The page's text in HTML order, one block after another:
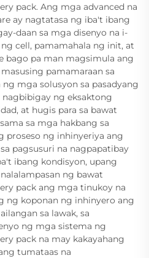
pack. Ang mga advanced na
ay nagtatasa ng iba't ibang
daan sa mga disenyo na i-
cell, pamamahala ng init, at
bago pa man magsimula ang
pamamaraan sa
mga solusyon sa pasadyang
ng eksaktong
at hugis para sa bawat
sa mga hakbang sa
proseso ng inhinyeriya ang
pagsusuri na nagpapatibay
ibang kondisyon, upang
ng bawat
pack ang mga tinukoy na
ng koponan ng inhinyero ang
sa lawak, sa
ng mga sistema ng
pack na may kakayahang
tumataas na